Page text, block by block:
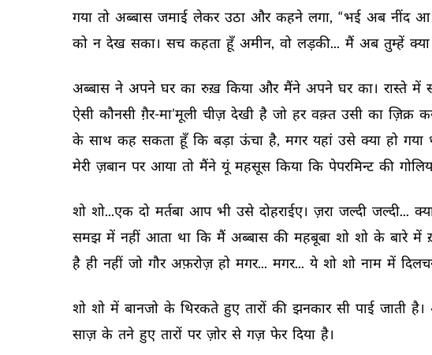
गया तो अब्बास जमाई लेकर उठा और कहने लगा, “भई अब नींद आ
को न देख सका। सच कहता हूँ अमीन, वो लड़की... मैं अब तुम्हें क्या
अब्बास ने अपने घर का रुख़ किया और मैंने अपने घर का। रास्ते में
ऐसी कौनसी ग़ैर-मा’मूली चीज़ देखी है जो हर वक़्त उसी का ज़िक्र
के साथ कह सकता हूँ कि बड़ा ऊंचा है, मगर यहां उसे क्या हो गया
मेरी ज़बान पर आया तो मैंने यूं महसूस किया कि पेपरमिन्ट की
शो शो...एक दो मर्तबा आप भी उसे दोहराईए। ज़रा जल्दी जल्दी...
समझ में नहीं आता था कि मैं अब्बास की महबूबा शो शो के बारे में
है ही नहीं जो गौर अफ़रोज़ हो मगर... मगर... ये शो शो नाम में
शो शो में बानजो के थिरकते हुए तारों की झनकार सी पाई जाती है।
साज़ के तने हुए तारों पर ज़ोर से गज़ फेर दिया है।